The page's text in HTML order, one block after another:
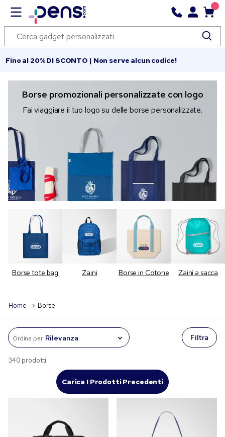
Fino al 20% DI SCONTO | Non serve alcun codice!
Borse promozionali personalizzate con logo
Fai viaggiare il tuo logo su delle borse personalizzate.
Borse tote bag Zaini Borse in Cotone Zaini a sacca
Home Borse
Ordina per Filtra
340 prodotti
Carica I Prodotti Precedenti